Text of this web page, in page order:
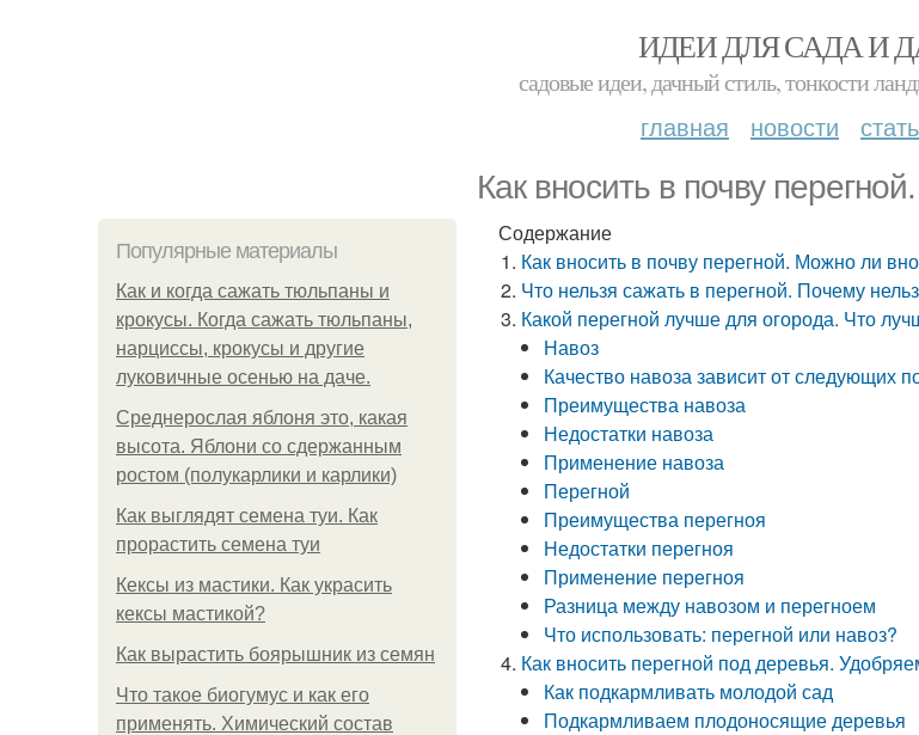
ИДЕИ ДЛЯ САДА И
садовые идеи, дачный стиль, тонкости
главная новости
Как вносить в почву
Популярные материалы
Как и когда сажать тюльпаны и
крокусы. Когда сажать тюльпаны,
нарциссы, крокусы и другие
луковичные осенью на даче.
Среднерослая яблоня это, какая
высота. Яблони со сдержанным
ростом (полукарлики и карлики)
Как выглядят семена туи. Как
прорастить семена туи
Кексы из мастики. Как украсить
кексы мастикой?
Как вырастить боярышник из семян
Что такое биогумус и как его
применять. Химический состав
Содержание
Как вносить в почву перегной. Можно ли
Что нельзя сажать в перегной. Почему
Какой перегной лучше для огорода. Что
Навоз
Качество навоза зависит от следующих
Преимущества навоза
Недостатки навоза
Применение навоза
Перегной
Преимущества перегноя
Недостатки перегноя
Применение перегноя
Разница между навозом и перегноем
Что использовать: перегной или навоз?
Как вносить перегной под деревья.
Как подкармливать молодой сад
Подкармливаем плодоносящие деревья